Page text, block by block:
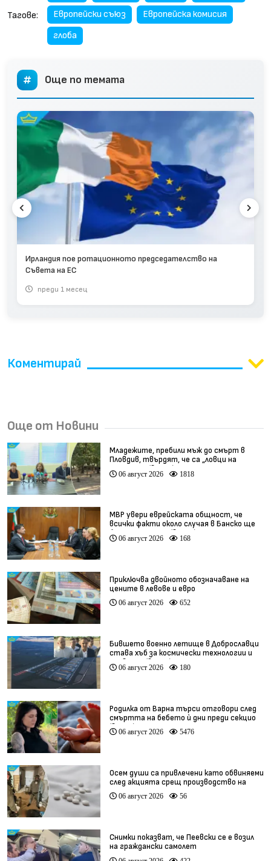
Тагове: Европейски съюз
Европейска комисия
глоба
Още по темата
Ирландия пое ротационното председателство на
Съвета на ЕС
преди 1 месец
Коментирай
Още от Новини
Младежите, пребили мъж до смърт в
Пловдив, твърдят, че са „ловци на
педофили” (видео)
06 август 2026 1818
МВР увери еврейската общност, че
всички факти около случая в Банско ще
бъдат изяснени (видео)
06 август 2026 168
Приключва двойното обозначаване на
цените в левове и евро
06 август 2026 652
Бившето военно летище в Доброславци
става хъб за космически технологии и
иновации (видео)
06 август 2026 180
Родилка от Варна търси отговори след
смъртта на бебето ѝ дни преди секцио
(видео)
06 август 2026 5476
Осем души са привлечени като обвиняеми
след акцията срещ производство на
фентанил
06 август 2026 56
Снимки показват, че Пеевски се е возил
на граждански самолет